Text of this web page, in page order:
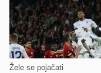
Žele se pojačati